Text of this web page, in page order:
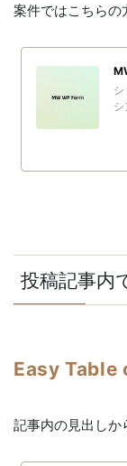
案件ではこちらの
投稿記事内
Easy
記事内の見出しか